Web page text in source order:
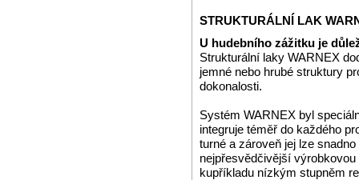
STRUKTURÁLNÍ LAK
U hudebního zážitku je
Strukturální laky WARNEX
jemné nebo hrubé struktury
dokonalosti.
Systém WARNEX byl
integruje téměř do každého
turné a zároveň jej lze
nejpřesvědčivější
kupříkladu nízkým stupněm